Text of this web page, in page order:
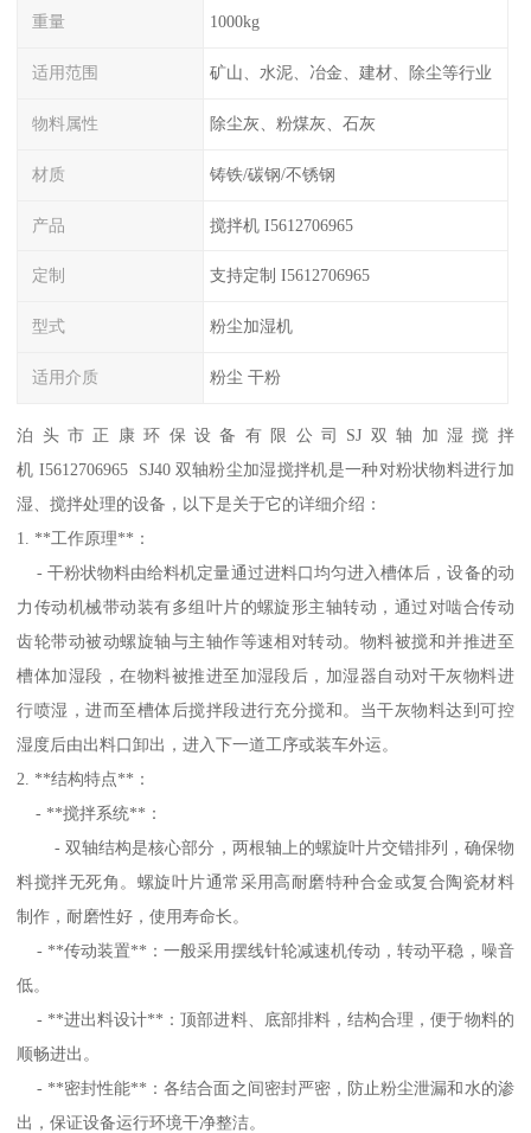
重量 1000kg
适用范围 矿山、水泥、冶金、建材、除尘等行业
物料属性 除尘灰、粉煤灰、石灰
材质 铸铁/碳钢/不锈钢
产品 搅拌机 I5612706965
定制 支持定制 I5612706965
型式 粉尘加湿机
适用介质 粉尘 干粉
泊头市正康环保设备有限公司SJ双轴加湿搅拌
机 I5612706965 SJ40 双轴粉尘加湿搅拌机是一种对粉状物料进行加
湿、搅拌处理的设备，以下是关于它的详细介绍：
1. **工作原理**：
- 干粉状物料由给料机定量通过进料口均匀进入槽体后，设备的动
力传动机械带动装有多组叶片的螺旋形主轴转动，通过对啮合传动
齿轮带动被动螺旋轴与主轴作等速相对转动。物料被搅和并推进至
槽体加湿段，在物料被推进至加湿段后，加湿器自动对干灰物料进
行喷湿，进而至槽体后搅拌段进行充分搅和。当干灰物料达到可控
湿度后由出料口卸出，进入下一道工序或装车外运。
2. **结构特点**：
- **搅拌系统**：
- 双轴结构是核心部分，两根轴上的螺旋叶片交错排列，确保物
料搅拌无死角。螺旋叶片通常采用高耐磨特种合金或复合陶瓷材料
制作，耐磨性好，使用寿命长。
- **传动装置**：一般采用摆线针轮减速机传动，转动平稳，噪音
低。
- **进出料设计**：顶部进料、底部排料，结构合理，便于物料的
顺畅进出。
- **密封性能**：各结合面之间密封严密，防止粉尘泄漏和水的渗
出，保证设备运行环境干净整洁。